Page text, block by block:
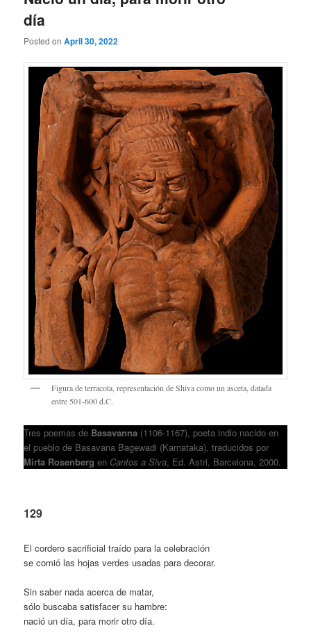
día
Posted onApril 30, 2022
Figura de terracota, representación de Shiva como un asceta, datada
entre 501-600 d.C.
Tres poemas de Basavanna (1106-1167), poeta indio nacido en
el pueblo de Basavana Bagewadi (Karnataka), traducidos por
Mirta Rosenberg en Cantos a Siva, Ed. Astri, Barcelona, 2000.
129
El cordero sacrificial traído para la celebración
se comió las hojas verdes usadas para decorar.
Sin saber nada acerca de matar,
sólo buscaba satisfacer su hambre:
nació un día, para morir otro día.